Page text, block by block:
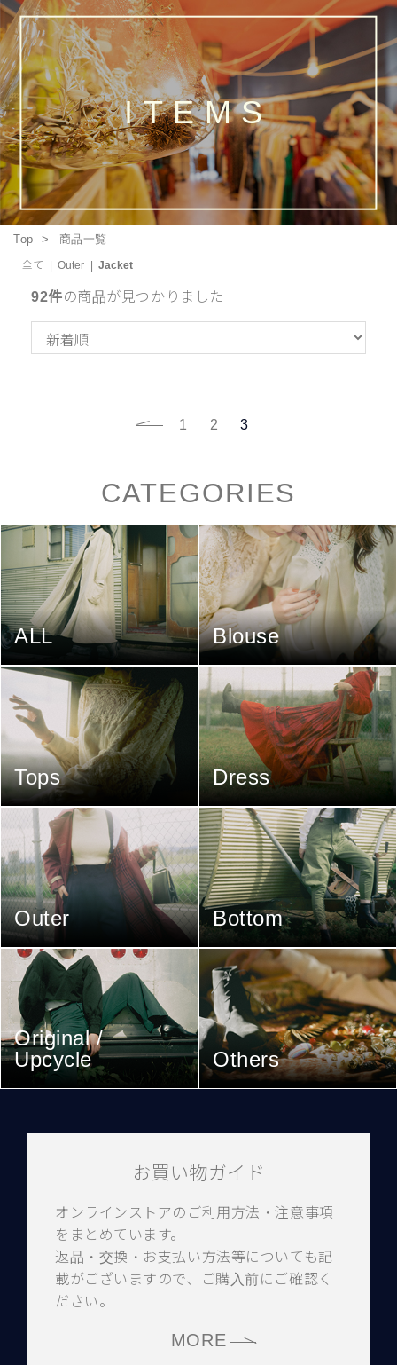
ITEMS
Top 商品一覧
全て Outer Jacket
92件の商品が見つかりました
1 2 3
CATEGORIES
ALL Blouse
Tops Dress
Outer Bottom
Original /
Upcycle
Others
お買い物ガイド
オンラインストアのご利用方法・注意事項
をまとめています。
返品・交換・お支払い方法等についても記
載がございますので、ご購入前にご確認く
ださい。
MORE